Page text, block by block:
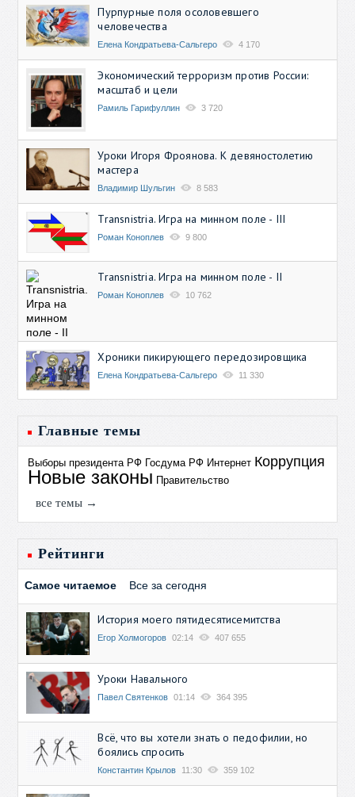
Пурпурные поля осоловевшего
человечества
Елена Кондратьева-Сальгеро 4 170
Экономический терроризм против России:
масштаб и цели
Рамиль Гарифуллин 3 720
Уроки Игоря Фроянова. К девяностолетию
мастера
Владимир Шульгин 8 583
Transnistria. Игра на минном поле - III
Роман Коноплев 9 800
Transnistria. Игра на минном поле - II
Роман Коноплев 10 762
Хроники пикирующего передозировщика
Елена Кондратьева-Сальгеро 11 330
Главные темы
Выборы президента РФ Госдума РФ Интернет Коррупция
Новые законы Правительство
все темы →
Рейтинги
Самое читаемое Все за сегодня
История моего пятидесятисемитства
Егор Холмогоров 02:14 407 655
Уроки Навального
Павел Святенков 01:14 364 395
Всё, что вы хотели знать о педофилии, но
боялись спросить
Константин Крылов 11:30 359 102